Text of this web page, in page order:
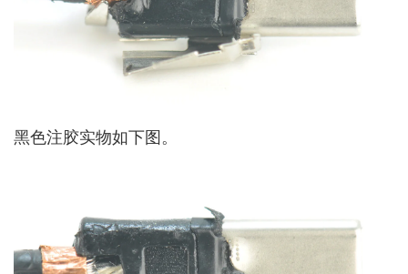
黑色注胶实物如下图。